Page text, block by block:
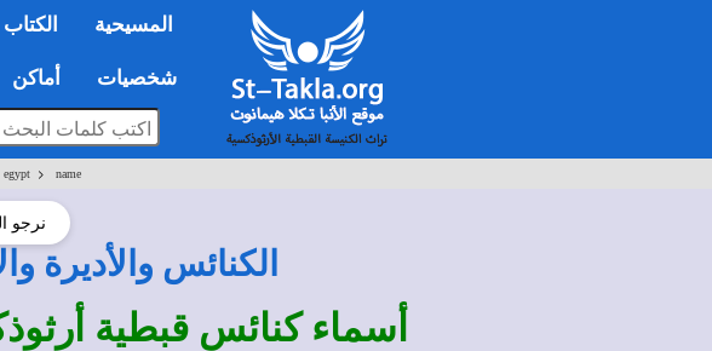
المسيحية
شخصيات أماكن
egypt > name
نرجو
الكنائس والأديرة
أسماء كنائس قبطية